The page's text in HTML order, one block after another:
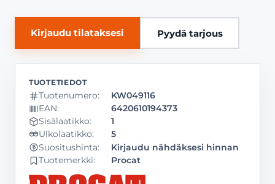
Kirjaudu tilataksesi Pyydä tarjous
Tuotenumero:
KW049116
EAN:
6420610194373
Sisälaatikko:
1
Ulkolaatikko:
5
Suositushinta:
Kirjaudu nähdäksesi hinnan
Tuotemerkki: Procat